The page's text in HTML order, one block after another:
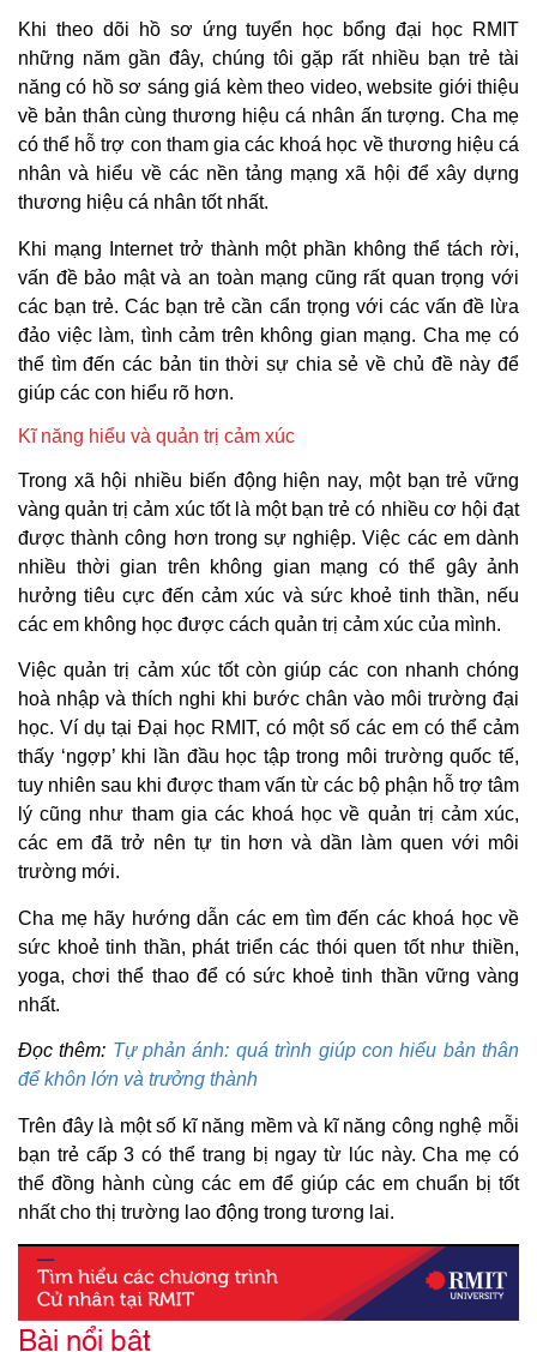
Khi theo dõi hồ sơ ứng tuyển học bổng đại học RMIT
những năm gần đây, chúng tôi gặp rất nhiều bạn trẻ tài
năng có hồ sơ sáng giá kèm theo video, website giới thiệu
về bản thân cùng thương hiệu cá nhân ấn tượng. Cha mẹ
có thể hỗ trợ con tham gia các khoá học về thương hiệu cá
nhân và hiểu về các nền tảng mạng xã hội để xây dựng
thương hiệu cá nhân tốt nhất.
Khi mạng Internet trở thành một phần không thể tách rời,
vấn đề bảo mật và an toàn mạng cũng rất quan trọng với
các bạn trẻ. Các bạn trẻ cần cẩn trọng với các vấn đề lừa
đảo việc làm, tình cảm trên không gian mạng. Cha mẹ có
thể tìm đến các bản tin thời sự chia sẻ về chủ đề này để
giúp các con hiểu rõ hơn.
Kĩ năng hiểu và quản trị cảm xúc
Trong xã hội nhiều biến động hiện nay, một bạn trẻ vững
vàng quản trị cảm xúc tốt là một bạn trẻ có nhiều cơ hội đạt
được thành công hơn trong sự nghiệp. Việc các em dành
nhiều thời gian trên không gian mạng có thể gây ảnh
hưởng tiêu cực đến cảm xúc và sức khoẻ tinh thần, nếu
các em không học được cách quản trị cảm xúc của mình.
Việc quản trị cảm xúc tốt còn giúp các con nhanh chóng
hoà nhập và thích nghi khi bước chân vào môi trường đại
học. Ví dụ tại Đại học RMIT, có một số các em có thể cảm
thấy ‘ngợp’ khi lần đầu học tập trong môi trường quốc tế,
tuy nhiên sau khi được tham vấn từ các bộ phận hỗ trợ tâm
lý cũng như tham gia các khoá học về quản trị cảm xúc,
các em đã trở nên tự tin hơn và dần làm quen với môi
trường mới.
Cha mẹ hãy hướng dẫn các em tìm đến các khoá học về
sức khoẻ tinh thần, phát triển các thói quen tốt như thiền,
yoga, chơi thể thao để có sức khoẻ tinh thần vững vàng
nhất.
Đọc thêm: Tự phản ánh: quá trình giúp con hiểu bản thân
để khôn lớn và trưởng thành
Trên đây là một số kĩ năng mềm và kĩ năng công nghệ mỗi
bạn trẻ cấp 3 có thể trang bị ngay từ lúc này. Cha mẹ có
thể đồng hành cùng các em để giúp các em chuẩn bị tốt
nhất cho thị trường lao động trong tương lai.